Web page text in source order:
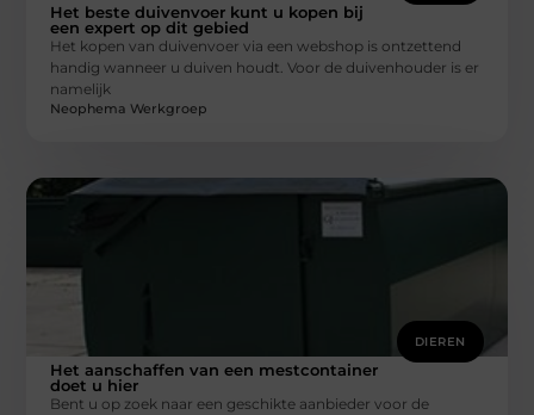
Het beste duivenvoer kunt u kopen bij
een expert op dit gebied
Het kopen van duivenvoer via een webshop is ontzettend
handig wanneer u duiven houdt. Voor de duivenhouder is er
namelijk
Neophema Werkgroep
DIEREN
Het aanschaffen van een mestcontainer
doet u hier
Bent u op zoek naar een geschikte aanbieder voor de